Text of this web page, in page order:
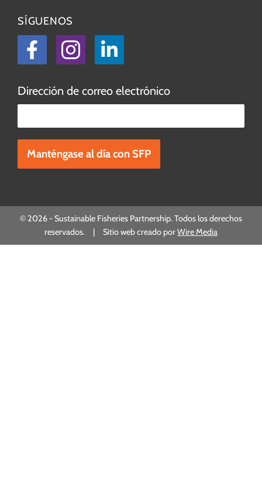
SÍGUENOS
Facebook
Instagram
LinkedIn
Dirección de correo electrónico
© 2026 - Sustainable Fisheries Partnership. Todos los derechos
reservados. | Sitio web creado porWire Media